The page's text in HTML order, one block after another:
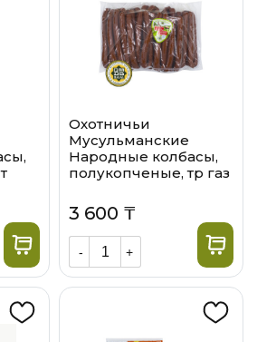
Охотничьи
Мусульманские
Народные колбасы,
полукопченые, тр газ
3 600 ₸
- +